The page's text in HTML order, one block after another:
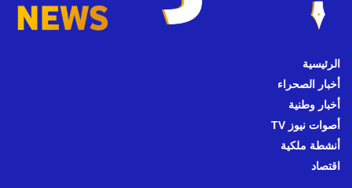
الرئيسية
أخبار الصحراء
أخبار وطنية
أصوات نيوز TV
أنشطة ملكية
اقتصاد